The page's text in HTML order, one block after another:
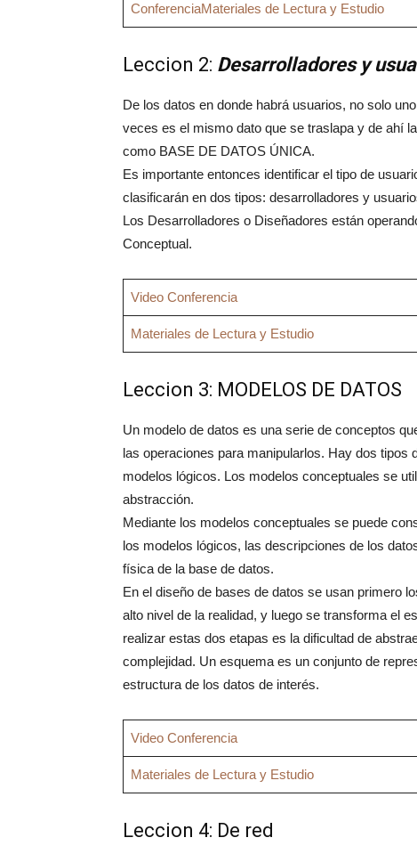
ConferenciaMateriales de Lectura y Estudio
Leccion 2: Desarrolladores y
De los datos en donde habrá usuarios, no solo
veces es el mismo dato que se traslapa y de ahí
como BASE DE DATOS ÚNICA.
Es importante entonces identificar el tipo de
clasificarán en dos tipos: desarrolladores y
Los Desarrolladores o Diseñadores están
Conceptual.
Video Conferencia
Materiales de Lectura y Estudio
Leccion 3: MODELOS DE DATOS
Un modelo de datos es una serie de conceptos
las operaciones para manipularlos. Hay dos
modelos lógicos. Los modelos conceptuales se
abstracción.
Mediante los modelos conceptuales se puede
los modelos lógicos, las descripciones de los
física de la base de datos.
En el diseño de bases de datos se usan primero
alto nivel de la realidad, y luego se transforma el
realizar estas dos etapas es la dificultad de
complejidad. Un esquema es un conjunto de
estructura de los datos de interés.
Video Conferencia
Materiales de Lectura y Estudio
Leccion 4: De red